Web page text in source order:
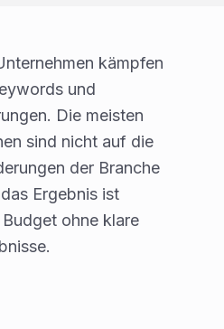
kämpfen
und
Die meisten
sind nicht auf die
der Branche
Ergebnis ist
ohne klare